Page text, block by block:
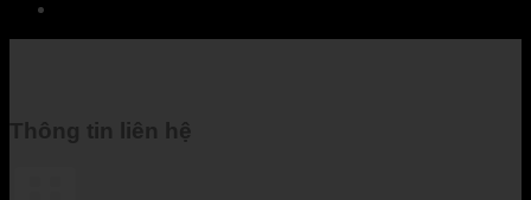
Thông tin liên hệ